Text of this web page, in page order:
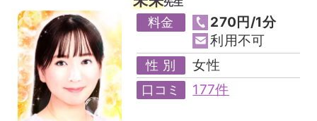
先生
料金
270円/1分
利用不可
性 別 女性
口コミ 177件